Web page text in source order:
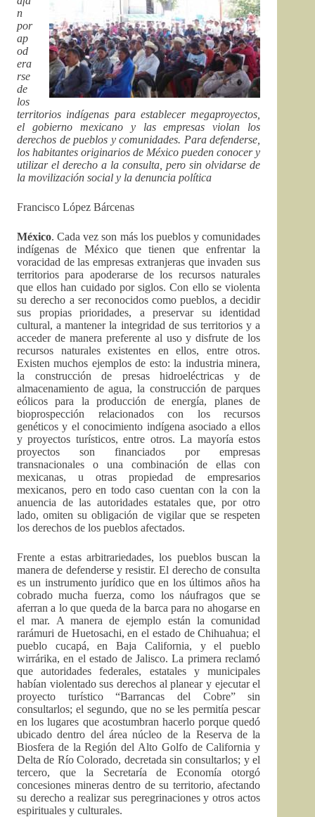
n
por
ap
od
era
rse
de
los
territorios indígenas para establecer megaproyectos,
el gobierno mexicano y las empresas violan los
derechos de pueblos y comunidades. Para defenderse,
los habitantes originarios de México pueden conocer y
utilizar el derecho a la consulta, pero sin olvidarse de
la movilización social y la denuncia política
Francisco López Bárcenas
México. Cada vez son más los pueblos y comunidades
indígenas de México que tienen que enfrentar la
voracidad de las empresas extranjeras que invaden sus
territorios para apoderarse de los recursos naturales
que ellos han cuidado por siglos. Con ello se violenta
su derecho a ser reconocidos como pueblos, a decidir
sus propias prioridades, a preservar su identidad
cultural, a mantener la integridad de sus territorios y a
acceder de manera preferente al uso y disfrute de los
recursos naturales existentes en ellos, entre otros.
Existen muchos ejemplos de esto: la industria minera,
la construcción de presas hidroeléctricas y de
almacenamiento de agua, la construcción de parques
eólicos para la producción de energía, planes de
bioprospección relacionados con los recursos
genéticos y el conocimiento indígena asociado a ellos
y proyectos turísticos, entre otros. La mayoría estos
proyectos son financiados por empresas
transnacionales o una combinación de ellas con
mexicanas, u otras propiedad de empresarios
mexicanos, pero en todo caso cuentan con la con la
anuencia de las autoridades estatales que, por otro
lado, omiten su obligación de vigilar que se respeten
los derechos de los pueblos afectados.
Frente a estas arbitrariedades, los pueblos buscan la
manera de defenderse y resistir. El derecho de consulta
es un instrumento jurídico que en los últimos años ha
cobrado mucha fuerza, como los náufragos que se
aferran a lo que queda de la barca para no ahogarse en
el mar. A manera de ejemplo están la comunidad
rarámuri de Huetosachi, en el estado de Chihuahua; el
pueblo cucapá, en Baja California, y el pueblo
wirrárika, en el estado de Jalisco. La primera reclamó
que autoridades federales, estatales y municipales
habían violentado sus derechos al planear y ejecutar el
proyecto turístico “Barrancas del Cobre” sin
consultarlos; el segundo, que no se les permitía pescar
en los lugares que acostumbran hacerlo porque quedó
ubicado dentro del área núcleo de la Reserva de la
Biosfera de la Región del Alto Golfo de California y
Delta de Río Colorado, decretada sin consultarlos; y el
tercero, que la Secretaría de Economía otorgó
concesiones mineras dentro de su territorio, afectando
su derecho a realizar sus peregrinaciones y otros actos
espirituales y culturales.